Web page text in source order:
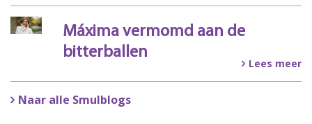
Máxima vermomd aan de
bitterballen
Lees meer
Naar alle Smulblogs